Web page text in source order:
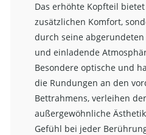
Das erhöhte Kopfteil
zusätzlichen Komfort,
durch seine
und einladende
Besondere optische und
die Rundungen an den
Bettrahmens, verleihen
außergewöhnliche
Gefühl bei jeder